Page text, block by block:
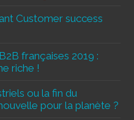
Customer success
françaises 2019 :
riche !
ou la fin du
pour la planète ?